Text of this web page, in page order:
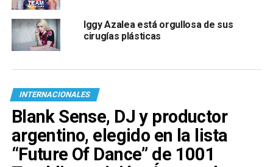
Iggy Azalea está orgullosa de sus
cirugías plásticas
INTERNACIONALES
Blank Sense, DJ y productor
argentino, elegido en la lista
“Future Of Dance” de 1001